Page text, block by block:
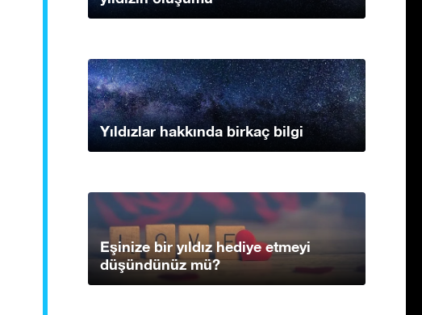
Yıldızlar hakkında birkaç bilgi
Eşinize bir yıldız hediye etmeyi
düşündünüz mü?